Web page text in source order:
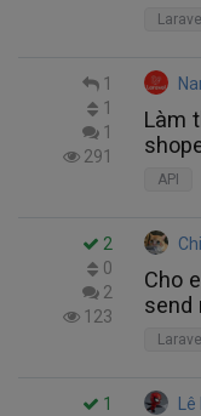
Laravel
1
1
1
291
Làm
API
2
0
2
123
Cho
send
Laravel
1
Lê